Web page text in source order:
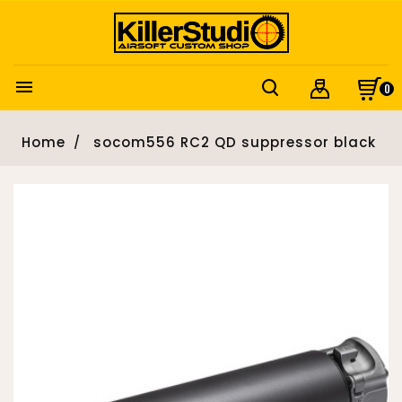
 0
Home socom556 RC2 QD suppressor black